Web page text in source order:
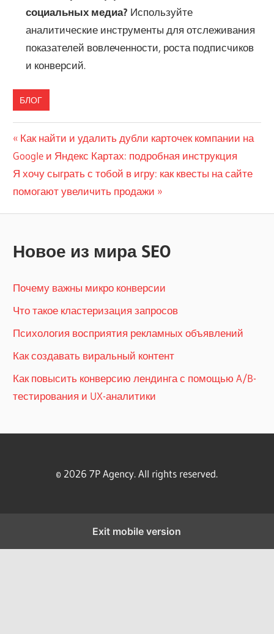
социальных медиа? Используйте
аналитические инструменты для отслеживания
показателей вовлеченности, роста подписчиков
и конверсий.
БЛОГ
Навигация
по
записям
Предыдущая
запись:
Как найти и удалить дубли карточек компании на
Google и Яндекс Картах: подробная инструкция
Следующая
запись:
Я хочу сыграть с тобой в игру: как квесты на сайте
помогают увеличить продажи
Новое из мира SEO
Почему важны микро конверсии
Что такое кластеризация запросов
Психология восприятия рекламных объявлений
Как создавать виральный контент
Как повысить конверсию лендинга с помощью A/B-
тестирования и UX-аналитики
© 2026 7P Agency. All rights reserved.
Exit mobile version